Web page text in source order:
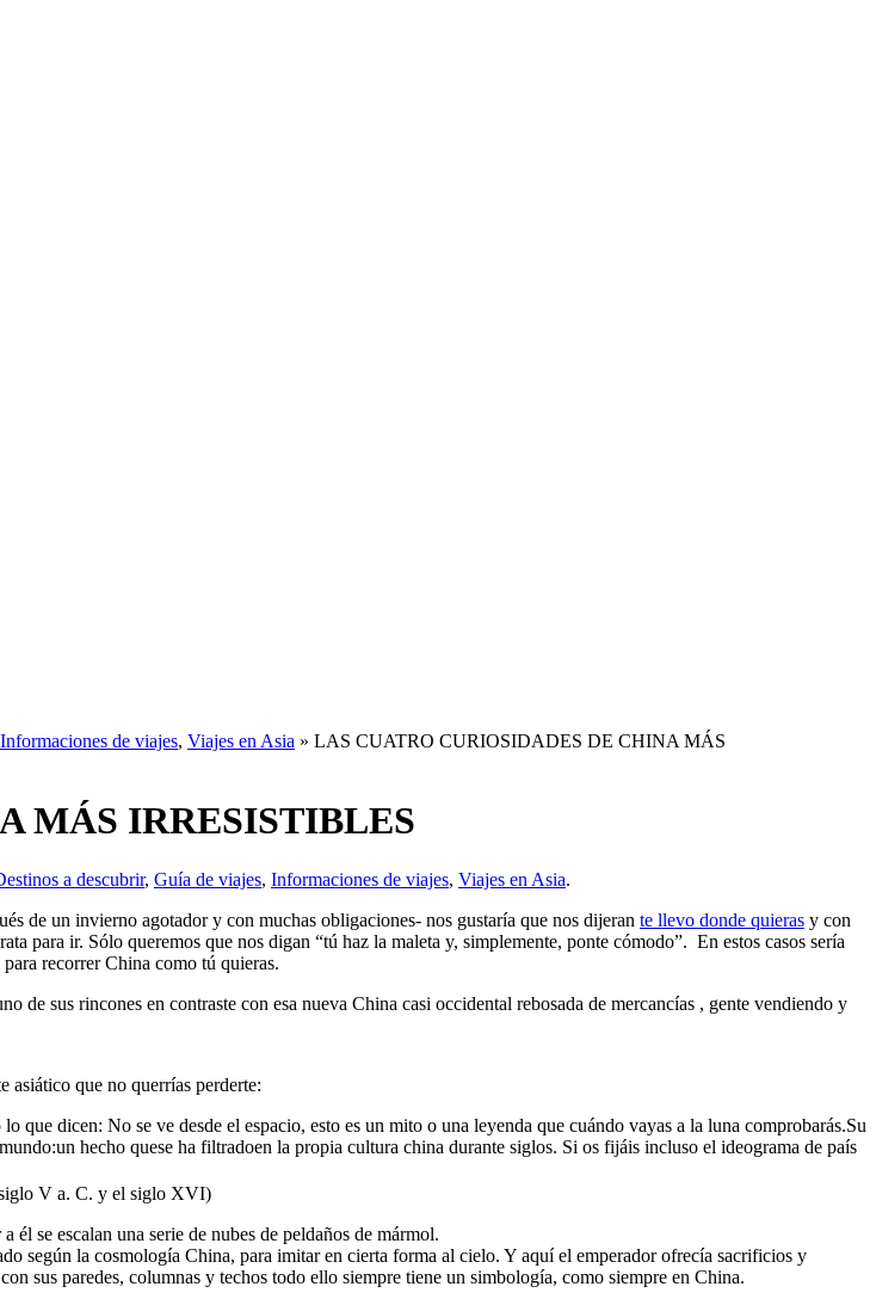
Informaciones de viajes, Viajes en Asia » LAS CUATRO CURIOSIDADES DE CHINA MÁS
MÁS IRRESISTIBLES
a descubrir, Guía de viajes, Informaciones de viajes, Viajes en Asia.
de un invierno agotador y con muchas obligaciones- nos gustaría que nos dijeran te llevo donde quieras y con
para ir. Sólo queremos que nos digan “tú haz la maleta y, simplemente, ponte cómodo”. En estos casos sería
recorrer China como tú quieras.
de sus rincones en contraste con esa nueva China casi occidental rebosada de mercancías , gente vendiendo y
asiático que no querrías perderte:
que dicen: No se ve desde el espacio, esto es un mito o una leyenda que cuándo vayas a la luna comprobarás.Su
hecho quese ha filtradoen la propia cultura china durante siglos. Si os fijáis incluso el ideograma de país
siglo V a. C. y el siglo XVI)
él se escalan una serie de nubes de peldaños de mármol.
según la cosmología China, para imitar en cierta forma al cielo. Y aquí el emperador ofrecía sacrificios y
sus paredes, columnas y techos todo ello siempre tiene un simbología, como siempre en China.